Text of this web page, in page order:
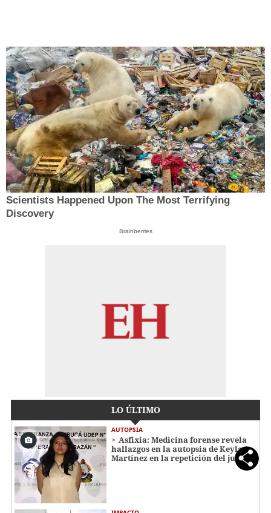
Scientists Happened Upon The Most Terrifying
Discovery
Brainberries
LO ÚLTIMO
AUTOPSIA
Asfixia: Medicina forense revela
hallazgos en la autopsia de Keyla
Martínez en la repetición del juicio